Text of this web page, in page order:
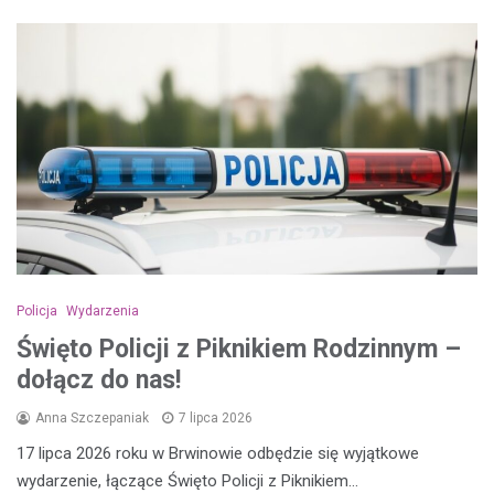
Policja Wydarzenia
Święto Policji z Piknikiem Rodzinnym –
dołącz do nas!
Anna Szczepaniak 7 lipca 2026
17 lipca 2026 roku w Brwinowie odbędzie się wyjątkowe
wydarzenie, łączące Święto Policji z Piknikiem…